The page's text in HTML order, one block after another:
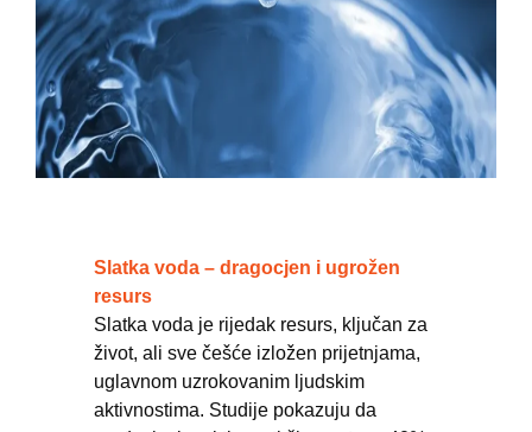
Slatka voda – dragocjen i ugrožen
resurs
Slatka voda je rijedak resurs, ključan za
život, ali sve češće izložen prijetnjama,
uglavnom uzrokovanim ljudskim
aktivnostima. Studije pokazuju da